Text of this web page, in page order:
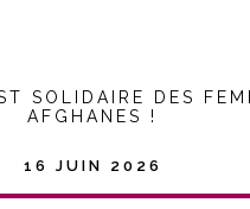
SOLIDAIRE DES
AFGHANES !
16 JUIN 2026